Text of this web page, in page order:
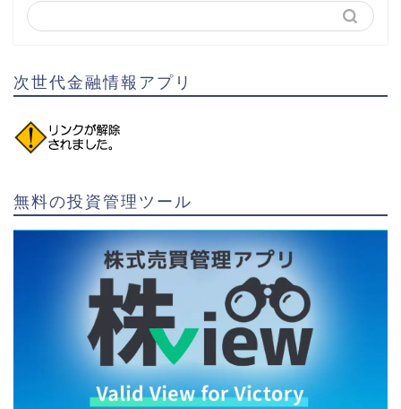
次世代金融情報アプリ
無料の投資管理ツール